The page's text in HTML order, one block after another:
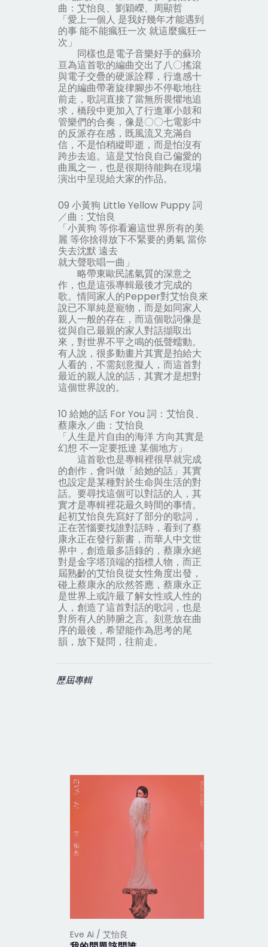
曲：艾怡良、劉穎嶸、周顯哲
「愛上一個人 是我好幾年才能遇到
的事 能不能瘋狂一次 就這麼瘋狂一
次」
同樣也是電子音樂好手的蘇玠
亘為這首歌的編曲交出了八〇搖滾
與電子交疊的硬派詮釋，行進感十
足的編曲帶著旋律腳步不停歇地往
前走，歌詞直接了當無所畏懼地追
求，橋段中更加入了行進軍小鼓和
管樂們的合奏，像是〇〇七電影中
的反派存在感，既風流又充滿自
信，不是怕稍縱即逝，而是怕沒有
跨步去追。這是艾怡良自己偏愛的
曲風之一，也是很期待能夠在現場
演出中呈現給大家的作品。
09 小黃狗 Little Yellow Puppy 詞
／曲：艾怡良
「小黃狗 等你看遍這世界所有的美
麗 等你捨得放下不緊要的勇氣 當你
失去沈默 遠去
就大聲歌唱一曲」
略帶東歐民謠氣質的深意之
作，也是這張專輯最後才完成的
歌。情同家人的Pepper對艾怡良來
說已不單純是寵物，而是如同家人
親人一般的存在，而這個歌詞像是
從與自己最親的家人對話擷取出
來，對世界不平之鳴的低聲蠕動。
有人說，很多動畫片其實是拍給大
人看的，不需刻意擬人，而這首對
最近的親人說的話，其實才是想對
這個世界說的。
10 給她的話 For You 詞：艾怡良、
蔡康永／曲：艾怡良
「人生是片自由的海洋 方向其實是
幻想 不一定要抵達 某個地方」
這首歌也是專輯裡很早就完成
的創作，會叫做「給她的話」其實
也設定是某種對於生命與生活的對
話。要尋找這個可以對話的人，其
實才是專輯裡花最久時間的事情。
起初艾怡良先寫好了部分的歌詞，
正在苦惱要找誰對話時，看到了蔡
康永正在發行新書，而華人中文世
界中，創造最多語錄的，蔡康永絕
對是金字塔頂端的指標人物，而正
屆熟齡的艾怡良從女性角度出發，
碰上蔡康永的欣然答應，蔡康永正
是世界上或許最了解女性或人性的
人，創造了這首對話的歌詞，也是
對所有人的肺腑之言。刻意放在曲
序的最後，希望能作為思考的尾
韻，放下疑問，往前走。
歷屆專輯
Eve Ai / 艾怡良